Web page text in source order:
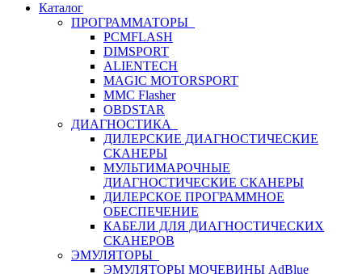
Каталог
ПРОГРАММАТОРЫ
PCMFLASH
DIMSPORT
ALIENTECH
MAGIC MOTORSPORT
MMC Flasher
OBDSTAR
ДИАГНОСТИКА
ДИЛЕРСКИЕ ДИАГНОСТИЧЕСКИЕ
СКАНЕРЫ
МУЛЬТИМАРОЧНЫЕ
ДИАГНОСТИЧЕСКИЕ СКАНЕРЫ
ДИЛЕРСКОЕ ПРОГРАММНОЕ
ОБЕСПЕЧЕНИЕ
КАБЕЛИ ДЛЯ ДИАГНОСТИЧЕСКИХ
СКАНЕРОВ
ЭМУЛЯТОРЫ
ЭМУЛЯТОРЫ МОЧЕВИНЫ АdBlue